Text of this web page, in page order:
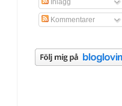
Inlägg
Kommentarer